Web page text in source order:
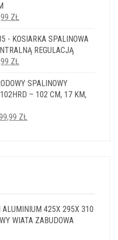
ZŁ.
ZŁ
WYNOSI:
4999,99 ZŁ.
- KOSIARKA SPALINOWA
REGULACJĄ
ZŁ.
ZŁ
WYNOSI:
1199,99 ZŁ.
SPALINOWY
– 102 CM, 17 KM,
ZŁ
ALUMINIUM 425X 295X 310
WIATA ZABUDOWA